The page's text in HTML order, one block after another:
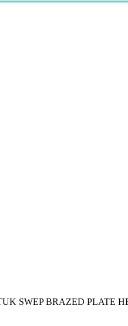
SWEP BRAZED PLATE